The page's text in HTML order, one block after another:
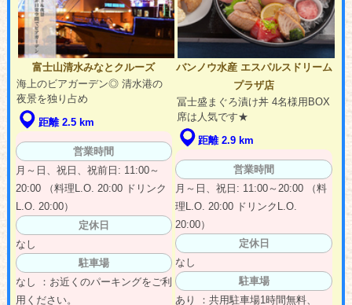
富士山清水みなとクルーズ
海上のビアガーデン◎ 清水港の
夜景を独り占め
距離 2.5 km
営業時間
月～日、祝日、祝前日: 11:00～
20:00 （料理L.O. 20:00 ドリンク
L.O. 20:00）
定休日
なし
駐車場
なし ：お近くのパーキングをご利
用ください。
バンノウ水産 エスパルスドリーム
プラザ店
冨士盛まぐろ漬け丼 4名様用BOX
席は人気です★
距離 2.9 km
営業時間
月～日、祝日: 11:00～20:00 （料
理L.O. 20:00 ドリンクL.O.
20:00）
定休日
なし
駐車場
あり ：共用駐車場1時間無料、